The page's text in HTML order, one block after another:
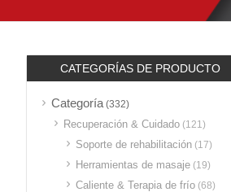
CATEGORÍAS DE PRODUCTO
Categoría(332)
Recuperación & Cuidado (121)
Soporte de rehabilitación (17)
Herramientas de masaje (19)
Caliente & Terapia de frío (68)